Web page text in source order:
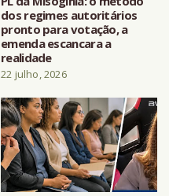
dos regimes autoritários
pronto para votação, a
emenda escancara a
realidade
22 julho, 2026